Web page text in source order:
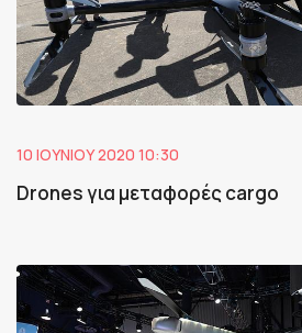
10 ΙΟΥΝΊΟΥ 2020 10:30
Drones για μεταφορές cargo